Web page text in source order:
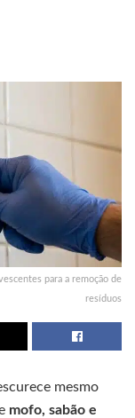
para a remoção de
resíduos
mesmo
mofo, sabão e